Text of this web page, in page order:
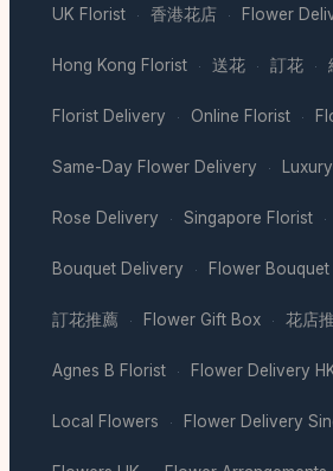
UK Florist · 香港花店 · Flower
Hong Kong Florist · 送花 · 訂花 ·
Florist Delivery · Online Florist ·
Same-Day Flower Delivery ·
Rose Delivery · Singapore Florist ·
Bouquet Delivery · Flower Bouquet
訂花推薦 · Flower Gift Box · 花店
Agnes B Florist · Flower Delivery
Local Flowers · Flower Delivery